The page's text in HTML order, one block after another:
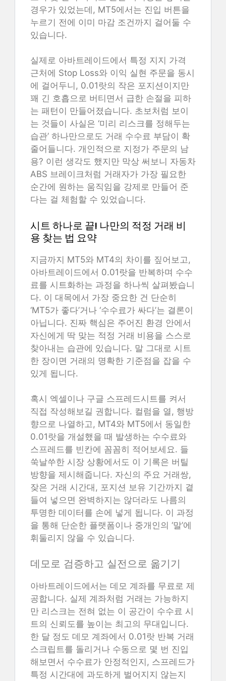
경우가 있었는데, MT5에서는 진입 버튼을
누르기 전에 이미 마감 조건까지 걸어둘 수
있습니다.
실제로 아바트레이드에서 특정 지지 가격
근처에 Stop Loss와 이익 실현 주문을 동시
에 걸어두니, 0.01랏의 작은 포지션이지만
꽤 긴 호흡으로 버티면서 급한 손절을 피하
는 패턴이 만들어졌습니다. 초보처럼 보이
는 것들이 사실은 ‘미리 리스크를 정해두는
습관’ 하나만으로도 거래 수수료 부담이 확
줄어들니다. 개인적으로 지정가 주문의 남
용? 이런 생각도 했지만 막상 써보니 자동차
ABS 브레이크처럼 거래자가 가장 필요한
순간에 원하는 움직임을 강제로 만들어 준
다는 걸 체험할 수 있었습니다.
시트 하나로 끝! 나만의 적정 거래 비
용 찾는 법 요약
지금까지 MT5와 MT4의 차이를 짚어보고,
아바트레이드에서 0.01랏을 반복하며 수수
료를 시트화하는 과정을 하나씩 살펴봤습니
다. 이 대목에서 가장 중요한 건 단순히
‘MT5가 좋다’거나 ‘수수료가 싸다’는 결론이
아닙니다. 진짜 핵심은 주어진 환경 안에서
자신에게 딱 맞는 적정 거래 비용을 스스로
찾아내는 습관에 있습니다. 말 그대로 시트
한 장이면 거래의 명확한 기준점을 잡을 수
있게 됩니다.
혹시 엑셀이나 구글 스프레드시트를 켜서
직접 작성해보길 권합니다. 컬럼을 열, 행방
향으로 나열하고, MT4와 MT5에서 동일한
0.01랏을 개설했을 때 발생하는 수수료와
스프레드를 빈칸에 꼼꼼히 적어보세요. 들
쑥날쑤한 시장 상황에서도 이 기록은 버틸
방향을 제시해줍니다. 자신의 주요 거래쌍,
잦은 거래 시간대, 포지션 보유 기간까지 곁
들여 넣으면 완벽하지는 않더라도 나름의
투명한 데이터를 손에 넣게 됩니다. 이 과정
을 통해 단순한 플랫폼이나 중개인의 ‘말’에
휘둘리지 않을 수 있습니다.
데모로 검증하고 실전으로 옮기기
아바트레이드에서는 데모 계좌를 무료로 제
공합니다. 실제 계좌처럼 거래는 가능하지
만 리스크는 전혀 없는 이 공간이 수수료 시
트의 신뢰도를 높이는 최고의 무대입니다.
한 달 정도 데모 계좌에서 0.01랏 반복 거래
스크립트를 돌리거나 수동으로 몇 번 진입
해보면서 수수료가 안정적인지, 스프레드가
특정 시간대에 과도하게 벌어지지 않는지